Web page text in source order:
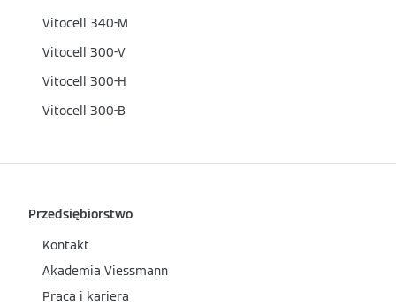
Vitocell 340-M
Vitocell 300-V
Vitocell 300-H
Vitocell 300-B
Przedsiębiorstwo
Kontakt
Akademia Viessmann
Praca i kariera